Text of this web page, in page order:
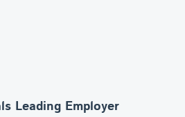
Leading Employer